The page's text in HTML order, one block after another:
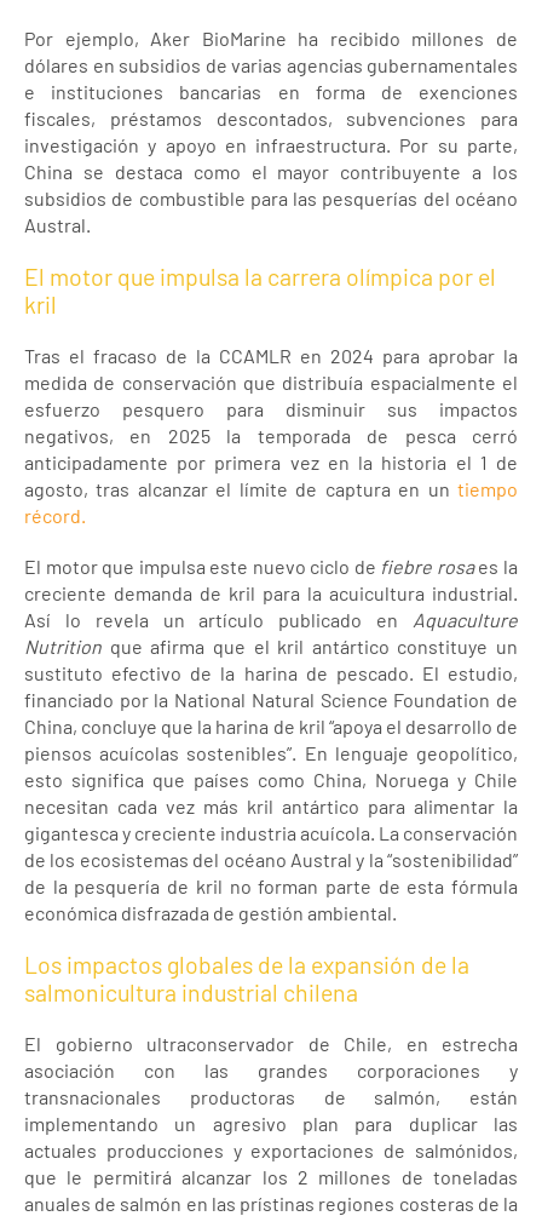
Por ejemplo, Aker BioMarine ha recibido millones de
dólares en subsidios de varias agencias gubernamentales
e instituciones bancarias en forma de exenciones
fiscales, préstamos descontados, subvenciones para
investigación y apoyo en infraestructura. Por su parte,
China se destaca como el mayor contribuyente a los
subsidios de combustible para las pesquerías del océano
Austral.
El motor que impulsa la carrera olímpica por el
kril
Tras el fracaso de la CCAMLR en 2024 para aprobar la
medida de conservación que distribuía espacialmente el
esfuerzo pesquero para disminuir sus impactos
negativos, en 2025 la temporada de pesca cerró
anticipadamente por primera vez en la historia el 1 de
agosto, tras alcanzar el límite de captura en un tiempo
récord.
El motor que impulsa este nuevo ciclo de fiebre rosaes la
creciente demanda de kril para la acuicultura industrial.
Así lo revela un artículo publicado en Aquaculture
Nutrition que afirma que el kril antártico constituye un
sustituto efectivo de la harina de pescado. El estudio,
financiado por la National Natural Science Foundation de
China, concluye que la harina de kril “apoya el desarrollo de
piensos acuícolas sostenibles”. En lenguaje geopolítico,
esto significa que países como China, Noruega y Chile
necesitan cada vez más kril antártico para alimentar la
gigantesca y creciente industria acuícola. La conservación
de los ecosistemas del océano Austral y la “sostenibilidad”
de la pesquería de kril no forman parte de esta fórmula
económica disfrazada de gestión ambiental.
Los impactos globales de la expansión de la
salmonicultura industrial chilena
El gobierno ultraconservador de Chile, en estrecha
asociación con las grandes corporaciones y
transnacionales productoras de salmón, están
implementando un agresivo plan para duplicar las
actuales producciones y exportaciones de salmónidos,
que le permitirá alcanzar los 2 millones de toneladas
anuales de salmón en las prístinas regiones costeras de la